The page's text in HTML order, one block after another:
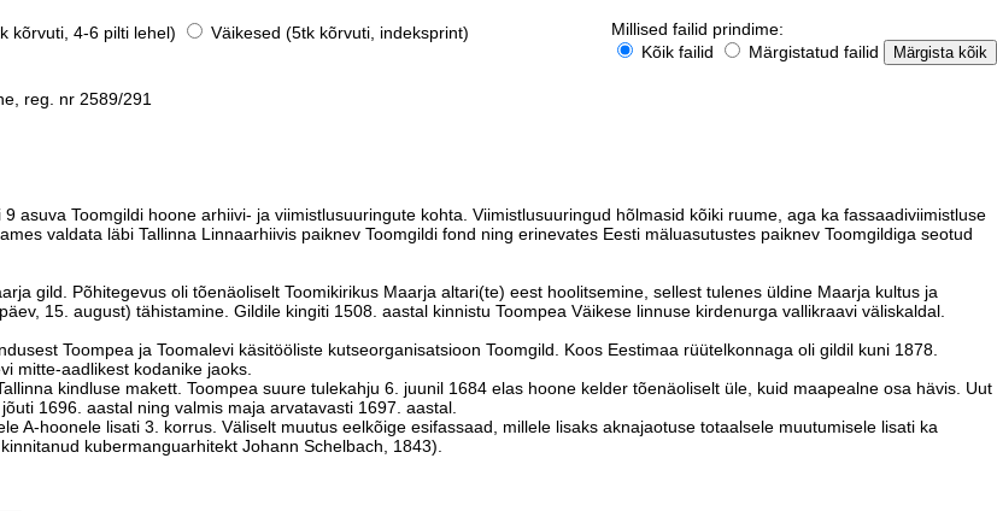
kõrvuti, 4-6 pilti lehel) Väikesed (5tk kõrvuti, indeksprint)
Millised failid prindime:
Kõik failid
Märgistatud failid
reg. nr 2589/291
asuva Toomgildi hoone arhiivi- ja viimistlusuuringute kohta. Viimistlusuuringud hõlmasid kõiki ruume, aga ka fassaadiviimistluse
valdata läbi Tallinna Linnaarhiivis paiknev Toomgildi fond ning erinevates Eesti mäluasutustes paiknev Toomgildiga seotud
gild. Põhitegevus oli tõenäoliselt Toomikirikus Maarja altari(te) eest hoolitsemine, sellest tulenes üldine Maarja kultus ja
15. august) tähistamine. Gildile kingiti 1508. aastal kinnistu Toompea Väikese linnuse kirdenurga vallikraavi väliskaldal.
Toompea ja Toomalevi käsitööliste kutseorganisatsioon Toomgild. Koos Eestimaa rüütelkonnaga oli gildil kuni 1878.
mitte-aadlikest kodanike jaoks.
kindluse makett. Toompea suure tulekahju 6. juunil 1684 elas hoone kelder tõenäoliselt üle, kuid maapealne osa hävis. Uut
1696. aastal ning valmis maja arvatavasti 1697. aastal.
A-hoonele lisati 3. korrus. Väliselt muutus eelkõige esifassaad, millele lisaks aknajaotuse totaalsele muutumisele lisati ka
kubermanguarhitekt Johann Schelbach, 1843).